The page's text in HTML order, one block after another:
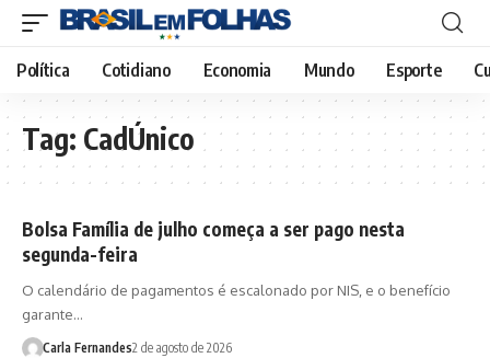
Política Cotidiano Economia Mundo Esporte
Tag: CadÚnico
Bolsa Família de julho começa a ser pago nesta
segunda-feira
O calendário de pagamentos é escalonado por NIS, e o benefício
garante…
Carla Fernandes2 de agosto de 2026